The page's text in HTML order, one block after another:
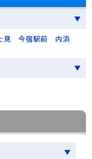
見 今宿駅前
内浜